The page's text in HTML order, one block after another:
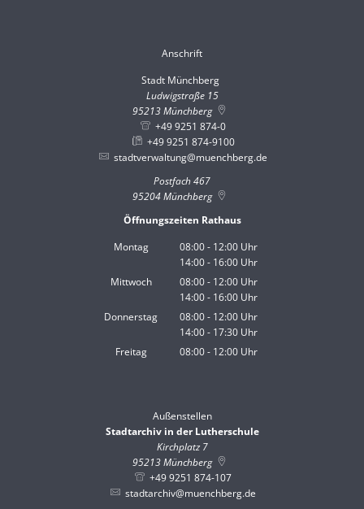
Anschrift
Stadt Münchberg
Ludwigstraße 15
95213Münchberg
+49 9251 874-0
+49 9251 874-9100
stadtverwaltung@muenchberg.de
Postfach 467
95204Münchberg
Öffnungszeiten Rathaus
Montag
08:00- 12:00 Uhr
Von 08:00 bis 12:00 Uhr
14:00- 16:00 Uhr
Von 14:00 bis 16:00 Uhr
Mittwoch 08:00- 12:00 Uhr
Von 08:00 bis 12:00 Uhr
14:00- 16:00 Uhr
Von 14:00 bis 16:00 Uhr
Donnerstag 08:00- 12:00 Uhr
Von 08:00 bis 12:00 Uhr
14:00- 17:30 Uhr
Von 14:00 bis 17:30 Uhr
Freitag 08:00- 12:00 Uhr
Außenstellen
Stadtarchiv in der Lutherschule
Kirchplatz 7
95213Münchberg
+49 9251 874-107
stadtarchiv@muenchberg.de